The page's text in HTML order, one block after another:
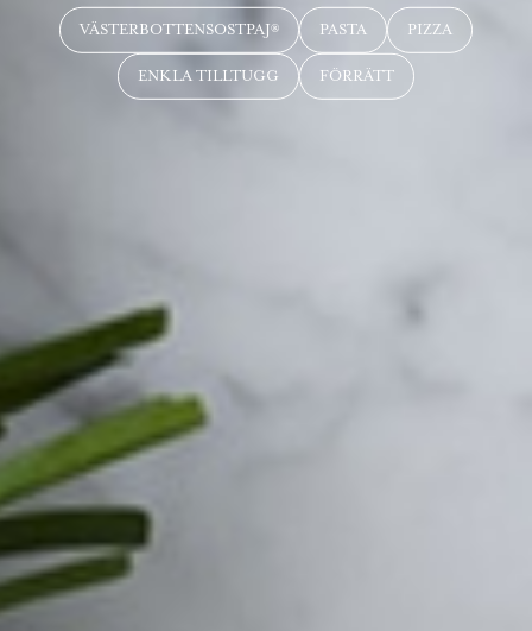
VÄSTERBOTTENSOSTPAJ® PASTA PIZZA
ENKLA TILLTUGG FÖRRÄTT